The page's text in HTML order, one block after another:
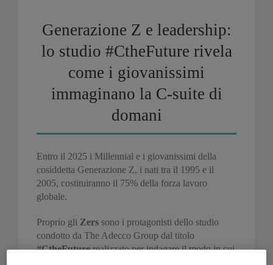
Generazione Z e leadership:
lo studio #CtheFuture rivela
come i giovanissimi
immaginano la C-suite di
domani
Entro il 2025 i Millennial e i giovanissimi della
cosiddetta Generazione Z, i nati tra il 1995 e il
2005, costituiranno il 75% della forza lavoro
globale.
Proprio gli Zers sono i protagonisti dello studio
condotto da The Adecco Group dal titolo
#CtheFuturerealizzato per indagare il modo in cui